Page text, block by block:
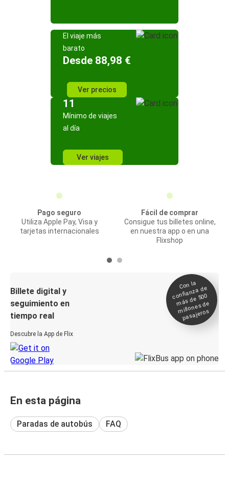
El viaje más
barato
Desde 88,98 €
Ver precios
11
Mínimo de viajes
al día
Ver viajes
Pago seguro
Utiliza Apple Pay, Visa y
tarjetas internacionales
Fácil de comprar
Consigue tus billetes online,
en nuestra app o en una
Flixshop
Billete digital y
seguimiento en
tiempo real
Descubre la App de Flix
Con la
confianza de
más de 500
millones de
pasajeros
En esta página
Paradas de autobús FAQ